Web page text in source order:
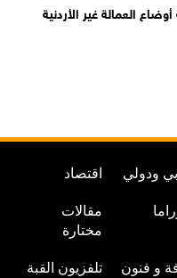
العمالة غير الأردنية
ودولي اقتصاد
مقالات
مختارة
و فنون تلفزيون القبة